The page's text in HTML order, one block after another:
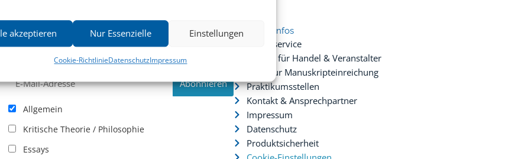
akzeptieren Nur Essenzielle Einstellungen
Cookie-RichtlinieDatenschutzImpressum
Newsletter
News zu aktuellen Neuheiten und Nachrichten im zu
Klampen! Verlag – jederzeit wieder abbestellbar.
Allgemein
Kritische Theorie / Philosophie
Essays
Service & Infos
Presseservice
Service für Handel & Veranstalter
Infos zur Manuskripteinreichung
Praktikumsstellen
Kontakt & Ansprechpartner
Impressum
Datenschutz
Produktsicherheit